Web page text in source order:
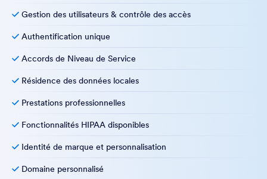
Gestion des utilisateurs & contrôle des accès
Authentification unique
Accords de Niveau de Service
Résidence des données locales
Prestations professionnelles
Fonctionnalités HIPAA disponibles
Identité de marque et personnalisation
Domaine personnalisé